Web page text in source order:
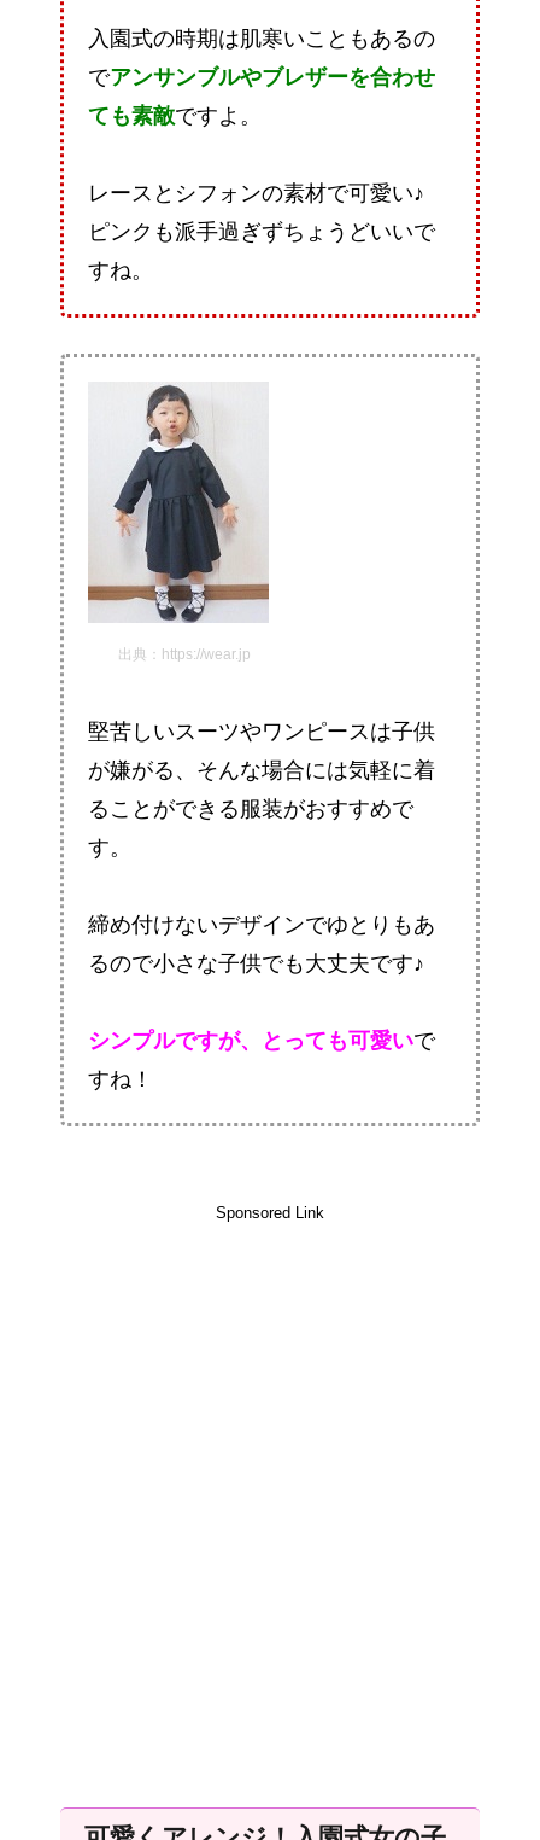
入園式の時期は肌寒いこともあるの
でアンサンブルやブレザーを合わせ
ても素敵ですよ。
レースとシフォンの素材で可愛い♪
ピンクも派手過ぎずちょうどいいで
すね。
出典：https://wear.jp
堅苦しいスーツやワンピースは子供
が嫌がる、そんな場合には気軽に着
ることができる服装がおすすめで
す。
締め付けないデザインでゆとりもあ
るので小さな子供でも大丈夫です♪
シンプルですが、とっても可愛いで
すね！
Sponsored Link